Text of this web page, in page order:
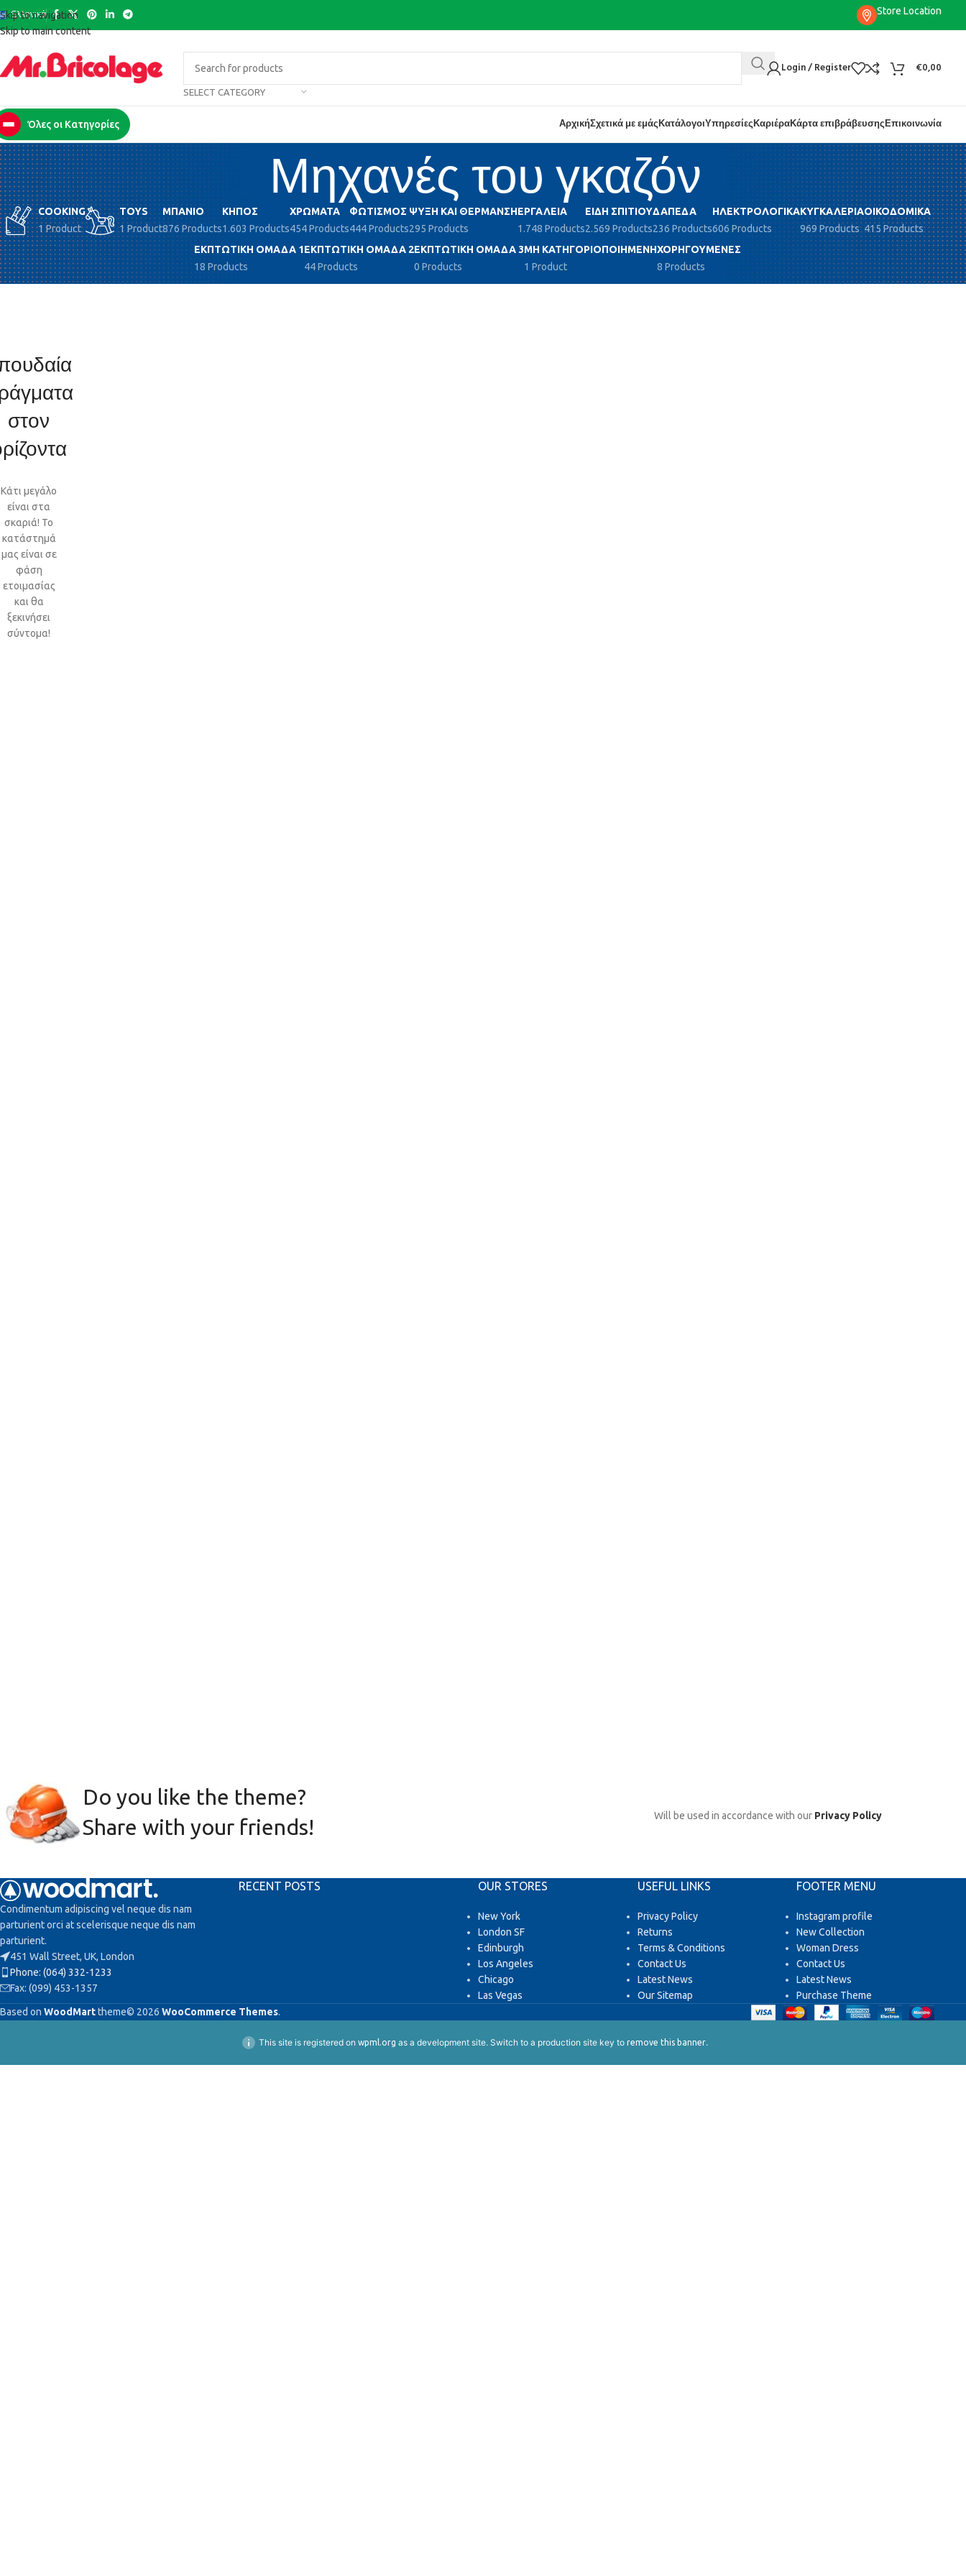
Skip to navigation
Skip to main content
Ελληνικά Store Location
SELECT CATEGORY
Login / Register €0,00
Όλες οι Κατηγορίες ΑρχικήΣχετικά με εμάςΚατάλογοιΥπηρεσίεςΚαριέραΚάρτα επιβράβευσηςΕπικοινωνία
Μηχανές του γκαζόν
COOKING
1 Product
TOYS
1 Product
ΜΠΆΝΙΟ
876 Products
ΚΉΠΟΣ
1.603 Products
ΧΡΏΜΑΤΑ
454 Products
ΦΩΤΙΣΜΌΣ
444 Products
ΨΎΞΗ ΚΑΙ ΘΈΡΜΑΝΣΗ
295 Products
ΕΡΓΑΛΕΊΑ
1.748 Products
ΕΊΔΗ ΣΠΙΤΙΟΎ
2.569 Products
ΔΆΠΕΔΑ
236 Products
ΗΛΕΚΤΡΟΛΟΓΙΚΆ
606 Products
ΚΥΓΚΑΛΕΡΊΑ
969 Products
ΟΙΚΟΔΟΜΙΚΆ
415 Products
ΕΚΠΤΩΤΙΚΉ ΟΜΆΔΑ 1
18 Products
ΕΚΠΤΩΤΙΚΉ ΟΜΆΔΑ 2
44 Products
ΕΚΠΤΩΤΙΚΉ ΟΜΆΔΑ 3
0 Products
ΜΗ ΚΑΤΗΓΟΡΙΟΠΟΙΗΜΈΝΗ
1 Product
ΧΟΡΗΓΟΎΜΕΝΕΣ
8 Products
στον
Κάτι μεγάλο
είναι στα
σκαριά! Το
κατάστημά
μας είναι σε
φάση
ετοιμασίας
και θα
ξεκινήσει
σύντομα!
Do you like the theme?
Share with your friends!
Will be used in accordance with our Privacy Policy
Condimentum adipiscing vel neque dis nam
parturient orci at scelerisque neque dis nam
parturient.
451 Wall Street, UK, London
Phone: (064) 332-1233
Fax: (099) 453-1357
RECENT POSTS OUR STORES
New York
London SF
Edinburgh
Los Angeles
Chicago
Las Vegas
USEFUL LINKS
Privacy Policy
Returns
Terms & Conditions
Contact Us
Latest News
Our Sitemap
FOOTER MENU
Instagram profile
New Collection
Woman Dress
Contact Us
Latest News
Purchase Theme
Based on WoodMarttheme© 2026 WooCommerce Themes.
This site is registered on wpml.org as a development site. Switch to a production site key to remove this banner.